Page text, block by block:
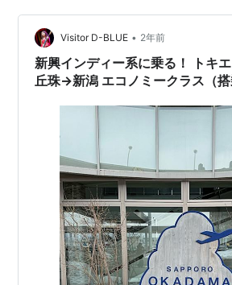
Visitor D-BLUE • 2年前
新興インディー系に乗る！ トキ
丘珠→新潟 エコノミークラス（搭